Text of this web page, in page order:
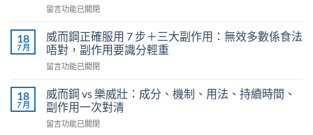
正
用
法
全
解
泌
尿
醫
在
鍵
時
刻
不
軟
掉？
Kamagra
液
留言功能已關閉
18
7 月
威而鋼正確服用 7 步＋三大副作用：無效多數係食法
唔對，副作用要識分輕重
在
而
鋼
正
確
留言功能已關閉
18
7 月
威而鋼 vs 樂威壯：成分、機制、用法、持續時間、
副作用一次對清
在
留言功能已關閉